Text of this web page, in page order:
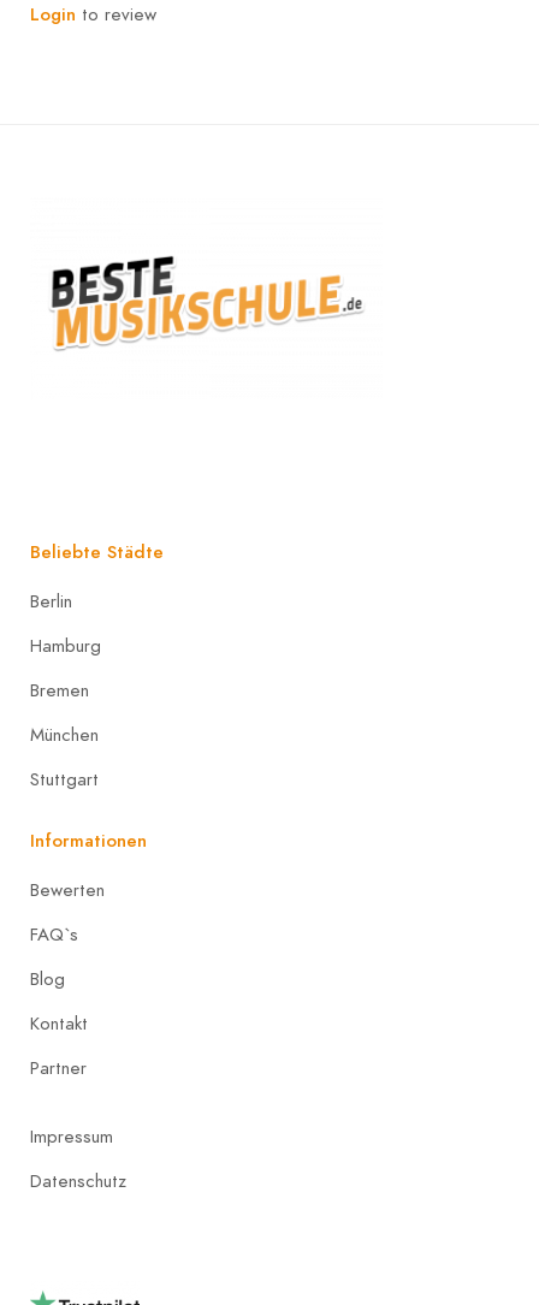
Login to review
Beliebte Städte
Berlin
Hamburg
Bremen
München
Stuttgart
Informationen
Bewerten
FAQ`s
Blog
Kontakt
Partner
Impressum
Datenschutz